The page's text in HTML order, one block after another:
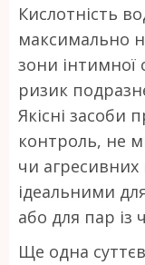
Кислотність
максимально
зони
ризик
Якісні засоби
контроль, не
чи агресивних
ідеальними
або для пар
Ще одна